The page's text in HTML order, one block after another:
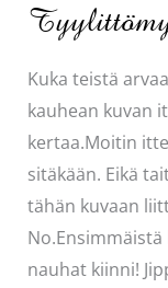
Kuka teistä
kauhean kuvan
kertaa.Moitin
sitäkään. Eikä
tähän kuvaan
nauhat kiinni!